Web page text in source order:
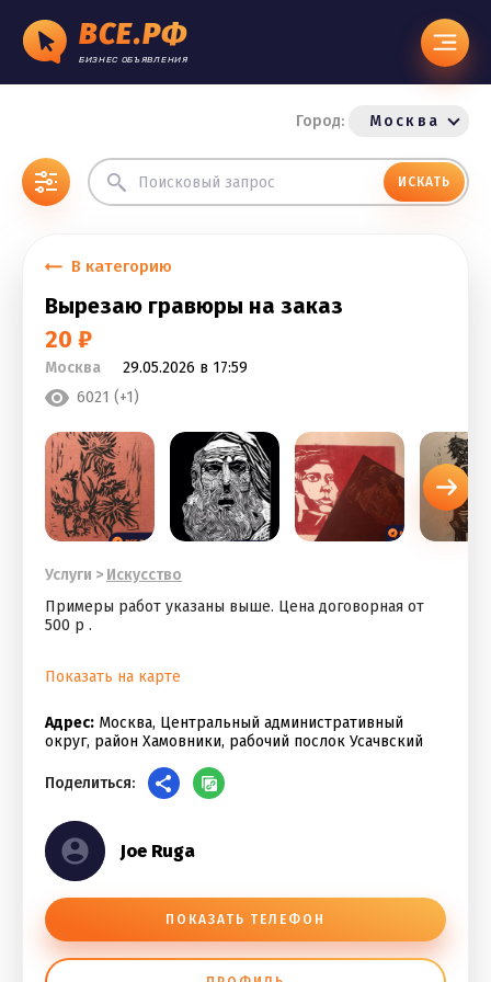
ВСЕ.РФ
БИЗНЕС ОБЪЯВЛЕНИЯ
Город: Москва
ИСКАТЬ
В категорию
Вырезаю гравюры на заказ
20 ₽
Москва
29.05.2026 в 17:59
6021 (+1)
Услуги > Искусство
Примеры работ указаны выше. Цена договорная от
500 р .
Показать на карте
Адрес: Москва, Центральный административный
округ, район Хамовники, рабочий послок Усачвский
Поделиться:
Joe Ruga
ПОКАЗАТЬ ТЕЛЕФОН